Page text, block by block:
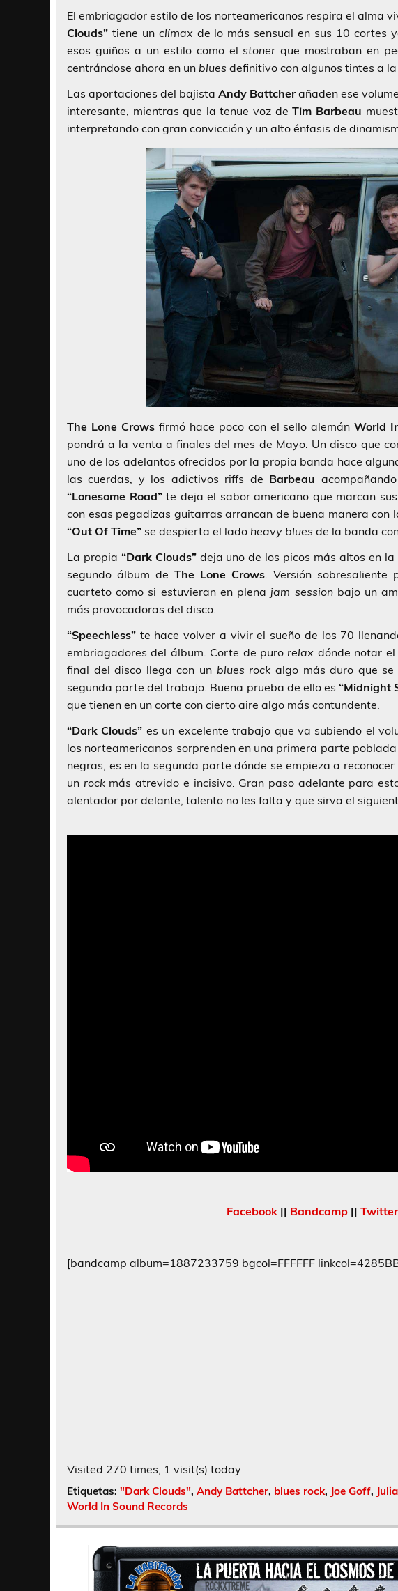
El embriagador estilo de los norteamericanos respira el alma
Clouds” tiene un clímaxde lo más sensual en sus 10 cortes
esos guiños a un estilo como elstoner que mostraban en
centrándose ahora en un blues definitivo con algunos tintes a
Las aportaciones del bajistaAndy Battcherañaden ese
interesante, mientras que la tenue voz deTim Barbeau
interpretando con gran convicción y un alto énfasis de
The Lone Crowsfirmó hace poco con el sello alemánWorld
pondrá a la venta a finales del mes de Mayo. Un disco que
uno de los adelantos ofrecidos por la propia banda hace
las cuerdas, y los adictivos riffs de Barbeau
“Lonesome Road”te deja el sabor americano que marcan
con esas pegadizas guitarras arrancan de buena manera con
“Out Of Time” se despierta el lado heavy blues de la banda
La propia “Dark Clouds”deja uno de los picos más altos en
segundo álbum de The Lone Crows. Versión
cuarteto como si estuvieran en plena jam session bajo un
más provocadoras del disco.
“Speechless” te hace volver a vivir el sueño de los 70
embriagadores del álbum. Corte de puro relax dónde notar
final del disco llega con un blues rock algo más duro que
segunda parte del trabajo. Buena prueba de ello es“Midnight
que tienen en un corte con cierto aire algo más contundente.
“Dark Clouds” es un excelente trabajo que va subiendo el
los norteamericanos sorprenden en una primera parte
negras, es en la segunda parte dónde se empieza a
un rockmás atrevido e incisivo. Gran paso adelante para
alentador por delante, talento no les falta y que sirva el
Facebook || Bandcamp ||Twitter
[bandcamp album=1887233759 bgcol=FFFFFF
Visited 270 times, 1 visit(s) today
Etiquetas: "Dark Clouds", Andy Battcher, blues rock, Joe Goff,
World In Sound Records